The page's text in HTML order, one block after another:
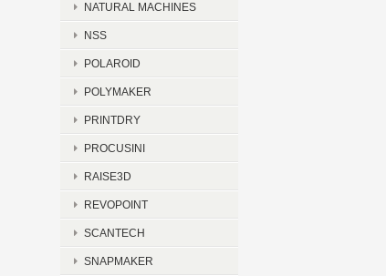
NATURAL MACHINES
NSS
POLAROID
POLYMAKER
PRINTDRY
PROCUSINI
RAISE3D
REVOPOINT
SCANTECH
SNAPMAKER